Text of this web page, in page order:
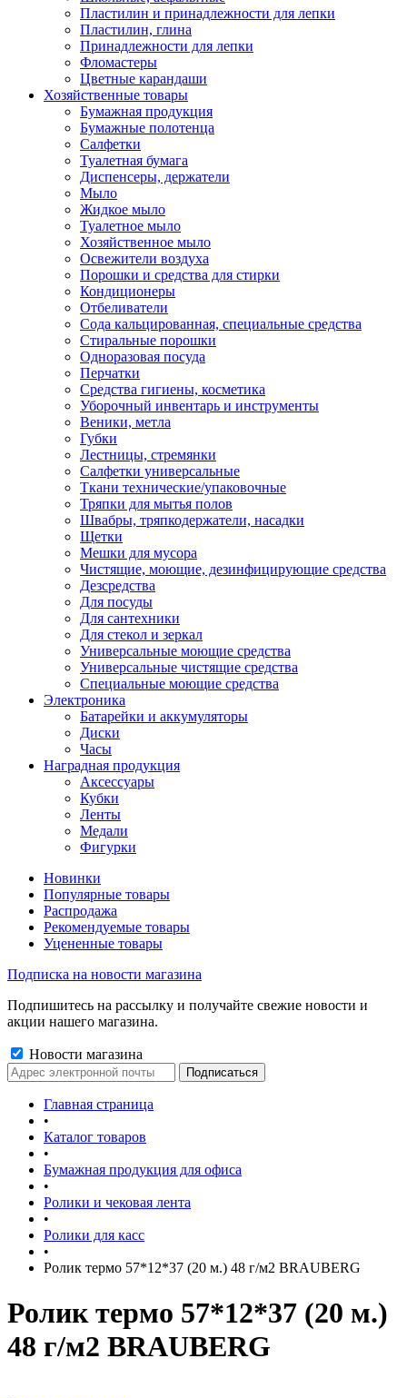
Пластилин и принадлежности для лепки
Пластилин, глина
Принадлежности для лепки
Фломастеры
Цветные карандаши
Хозяйственные товары
Бумажная продукция
Бумажные полотенца
Салфетки
Туалетная бумага
Диспенсеры, держатели
Мыло
Жидкое мыло
Туалетное мыло
Хозяйственное мыло
Освежители воздуха
Порошки и средства для стирки
Кондиционеры
Отбеливатели
Сода кальцированная, специальные средства
Стиральные порошки
Одноразовая посуда
Перчатки
Средства гигиены, косметика
Уборочный инвентарь и инструменты
Веники, метла
Губки
Лестницы, стремянки
Салфетки универсальные
Ткани технические/упаковочные
Тряпки для мытья полов
Швабры, тряпкодержатели, насадки
Щетки
Мешки для мусора
Чистящие, моющие, дезинфицирующие средства
Дезсредства
Для посуды
Для сантехники
Для стекол и зеркал
Универсальные моющие средства
Универсальные чистящие средства
Специальные моющие средства
Электроника
Батарейки и аккумуляторы
Диски
Часы
Наградная продукция
Аксессуары
Кубки
Ленты
Медали
Фигурки
Новинки
Популярные товары
Распродажа
Рекомендуемые товары
Уцененные товары
Подписка на новости магазина
Подпишитесь на рассылку и получайте свежие новости и
акции нашего магазина.
Новости магазина
Главная страница
•
Каталог товаров
•
Бумажная продукция для офиса
•
Ролики и чековая лента
•
Ролики для касс
•
Ролик термо 57*12*37 (20 м.) 48 г/м2 BRAUBERG
Ролик термо 57*12*37 (20 м.)
48 г/м2 BRAUBERG